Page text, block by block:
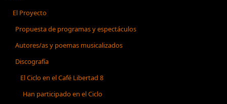
El Proyecto
Propuesta de programas y espectáculos
Autores/as y poemas musicalizados
Discografía
El Ciclo en el Café Libertad 8
Han participado en el Ciclo